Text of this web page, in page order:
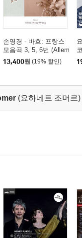
손영경 - 바흐: 프랑스
모음곡 3, 5, 6번 (Allem
ande)
13,400원 (19% 할인)
(요하네트 조머르)